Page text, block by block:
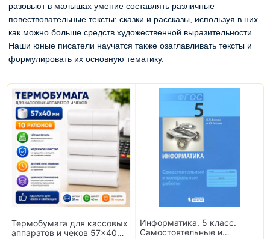
разовьют в малышах умение составлять различные
повествовательные тексты: сказки и рассказы, используя в них
как можно больше средств художественной выразительности.
Наши юные писатели научатся также озаглавливать тексты и
формулировать их основную тематику.
Термобумага для кассовых
аппаратов и чеков 57×40
Информатика. 5 класс.
Самостоятельные и